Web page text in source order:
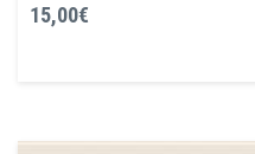
15,00€